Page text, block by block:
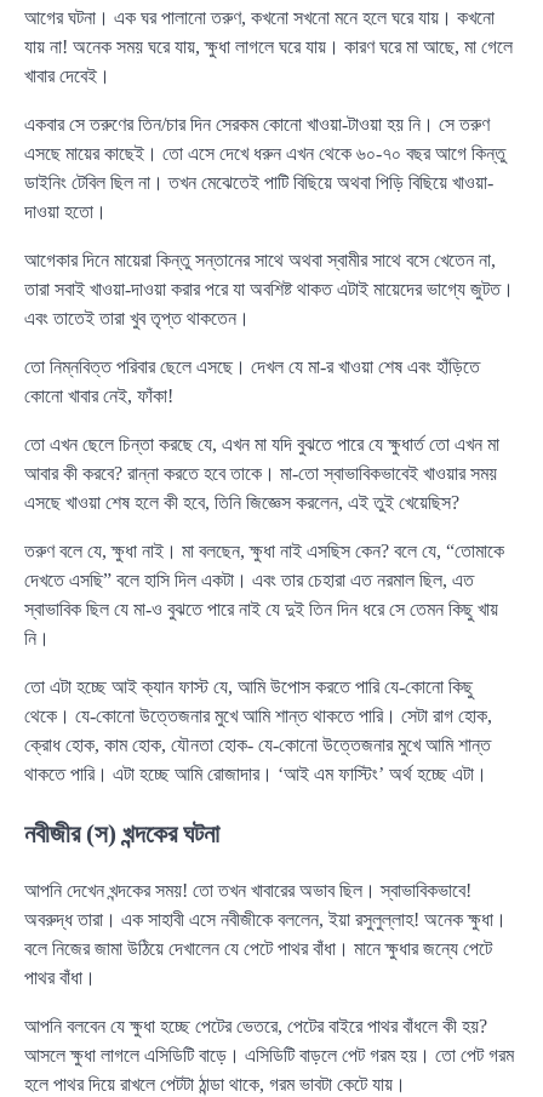
আগের ঘটনা। এক ঘর পালানো তরুণ, কখনো সখনো মনে হলে ঘরে যায়। কখনো
যায় না! অনেক সময় ঘরে যায়, ক্ষুধা লাগলে ঘরে যায়। কারণ ঘরে মা আছে, মা গেলে
খাবার দেবেই।
একবার সে তরুণের তিন/চার দিন সেরকম কোনো খাওয়া-টাওয়া হয় নি। সে তরুণ
এসছে মায়ের কাছেই। তো এসে দেখে ধরুন এখন থেকে ৬০-৭০ বছর আগে কিন্তু
ডাইনিং টেবিল ছিল না। তখন মেঝেতেই পাটি বিছিয়ে অথবা পিড়ি বিছিয়ে খাওয়া-
দাওয়া হতো।
আগেকার দিনে মায়েরা কিন্তু সন্তানের সাথে অথবা স্বামীর সাথে বসে খেতেন না,
তারা সবাই খাওয়া-দাওয়া করার পরে যা অবশিষ্ট থাকত এটাই মায়েদের ভাগ্যে জুটত।
এবং তাতেই তারা খুব তৃপ্ত থাকতেন।
তো নিম্নবিত্ত পরিবার ছেলে এসছে। দেখল যে মা-র খাওয়া শেষ এবং হাঁড়িতে
কোনো খাবার নেই, ফাঁকা!
তো এখন ছেলে চিন্তা করছে যে, এখন মা যদি বুঝতে পারে যে ক্ষুধার্ত তো এখন মা
আবার কী করবে? রান্না করতে হবে তাকে। মা-তো স্বাভাবিকভাবেই খাওয়ার সময়
এসছে খাওয়া শেষ হলে কী হবে, তিনি জিজ্ঞেস করলেন, এই তুই খেয়েছিস?
তরুণ বলে যে, ক্ষুধা নাই। মা বলছেন, ক্ষুধা নাই এসছিস কেন? বলে যে, “তোমাকে
দেখতে এসছি” বলে হাসি দিল একটা। এবং তার চেহারা এত নরমাল ছিল, এত
স্বাভাবিক ছিল যে মা-ও বুঝতে পারে নাই যে দুই তিন দিন ধরে সে তেমন কিছু খায়
নি।
তো এটা হচ্ছে আই ক্যান ফাস্ট যে, আমি উপোস করতে পারি যে-কোনো কিছু
থেকে। যে-কোনো উত্তেজনার মুখে আমি শান্ত থাকতে পারি। সেটা রাগ হোক,
ক্রোধ হোক, কাম হোক, যৌনতা হোক- যে-কোনো উত্তেজনার মুখে আমি শান্ত
থাকতে পারি। এটা হচ্ছে আমি রোজাদার। ‘আই এম ফাস্টিং’ অর্থ হচ্ছে এটা।
নবীজীর (স) খন্দকের ঘটনা
আপনি দেখেন খন্দকের সময়! তো তখন খাবারের অভাব ছিল। স্বাভাবিকভাবে!
অবরুদ্ধ তারা। এক সাহাবী এসে নবীজীকে বললেন, ইয়া রসুলুল্লাহ! অনেক ক্ষুধা।
বলে নিজের জামা উঠিয়ে দেখালেন যে পেটে পাথর বাঁধা। মানে ক্ষুধার জন্যে পেটে
পাথর বাঁধা।
আপনি বলবেন যে ক্ষুধা হচ্ছে পেটের ভেতরে, পেটের বাইরে পাথর বাঁধলে কী হয়?
আসলে ক্ষুধা লাগলে এসিডিটি বাড়ে। এসিডিটি বাড়লে পেট গরম হয়। তো পেট গরম
হলে পাথর দিয়ে রাখলে পেটটা ঠান্ডা থাকে, গরম ভাবটা কেটে যায়।